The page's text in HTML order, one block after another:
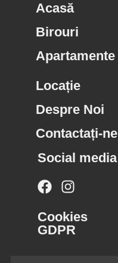
Acasă
Birouri
Apartamente
Locație
Despre Noi
Contactați-ne
Social media
Cookies
GDPR